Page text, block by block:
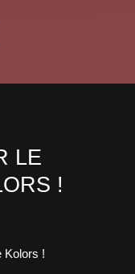
LE
!